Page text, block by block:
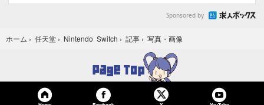
Sponsored by
ホーム › 任天堂 › Nintendo Switch › 記事 › 写真・画像